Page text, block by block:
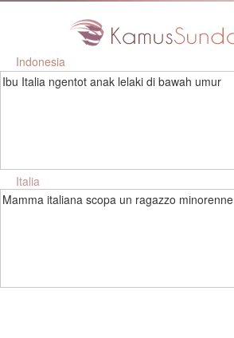
Indonesia
Ibu Italia ngentot anak lelaki di bawah umur
Italia
Mamma italiana scopa un ragazzo minorenne